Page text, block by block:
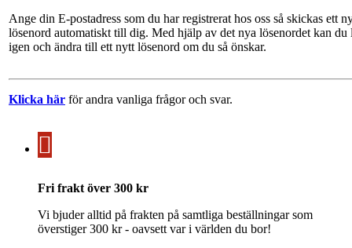
Ange din E-postadress som du har registrerat hos oss så skickas ett
lösenord automatiskt till dig. Med hjälp av det nya lösenordet kan du
igen och ändra till ett nytt lösenord om du så önskar.
Klicka här för andra vanliga frågor och svar.
Fri frakt över 300 kr
Vi bjuder alltid på frakten på samtliga beställningar som
överstiger 300 kr - oavsett var i världen du bor!